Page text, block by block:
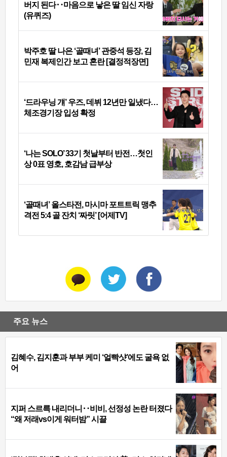
버지 된다‥마음으로 낳은 딸 임신 자랑
(유퀴즈)
박주호 딸 나은 ‘골때녀’ 관중석 등장, 김
민재 복제인간 보고 혼란 [결정적장면]
‘드라우닝 걔’ 우즈, 데뷔 12년만 일냈다…
체조경기장 입성 확정
‘나는 SOLO’ 33기 첫날부터 반전…첫인
상 0표 영호, 호감남 급부상
‘골때녀’ 올스타전, 마시마 포트트릭 맹추
격전 5:4 골 잔치 ‘짜릿’ [어제TV]
주요 뉴스
김혜수, 김지훈과 부부 케미 ‘얼빡샷’에도 굴욕 없
어
지퍼 스르륵 내리더니‥비비, 선정성 논란 터졌다
“왜 저래vs이게 워터밤” 시끌